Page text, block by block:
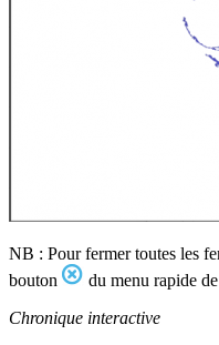
NB : Pour fermer toutes les
bouton
du menu rapide
Chronique interactive